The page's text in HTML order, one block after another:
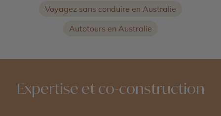
Voyagez sans conduire en Australie
Autotours en Australie
Expertise et co-construction